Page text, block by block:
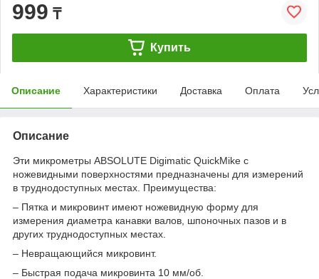
999 ₸
Купить
Описание Характеристики Доставка Оплата
Описание
Эти микрометры ABSOLUTE Digimatic QuickMike с
ножевидными поверхностями предназначены для измерений
в труднодоступных местах. Преимущества:
– Пятка и микровинт имеют ножевидную форму для
измерения диаметра канавки валов, шпоночных пазов и в
других труднодоступных местах.
– Невращающийся микровинт.
– Быстрая подача микровинта 10 мм/об.